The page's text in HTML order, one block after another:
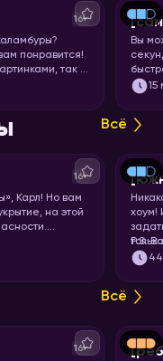
16+
понравится!
так и
что
Вы
15
Всё
16+
Карл! Но вам
на этой
так что
хоум!
P.S.
44
Всё
16+